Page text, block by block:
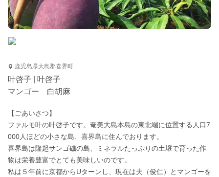
鹿児島県大島郡喜界町
叶啓子 | 叶啓子
マンゴー 白胡麻
【ごあいさつ】
ファルモ叶の叶啓子です。奄美大島本島の東北端に位置する人口7
000人ほどの小さな島、喜界島に住んでおります。
喜界島は隆起サンゴ礁の島、ミネラルたっぷりの土壌で育った作
物は栄養豊富でとても美味しいのです。
私は５年前に京都からUターンし、現在は夫（俊仁）とマンゴーを